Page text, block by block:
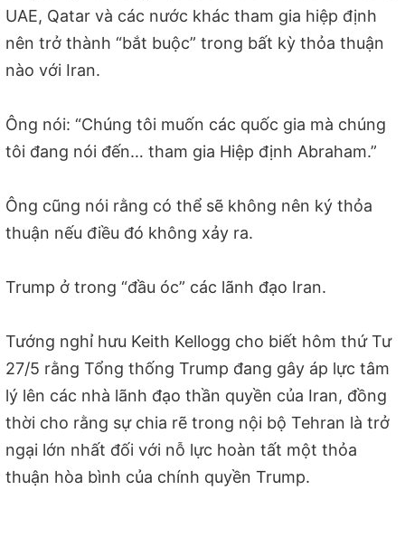
UAE, Qatar và các nước khác tham gia hiệp định
nên trở thành “bắt buộc” trong bất kỳ thỏa thuận
nào với Iran.
Ông nói: “Chúng tôi muốn các quốc gia mà chúng
tôi đang nói đến… tham gia Hiệp định Abraham.”
Ông cũng nói rằng có thể sẽ không nên ký thỏa
thuận nếu điều đó không xảy ra.
Trump ở trong “đầu óc” các lãnh đạo Iran.
Tướng nghỉ hưu Keith Kellogg cho biết hôm thứ Tư
27/5 rằng Tổng thống Trump đang gây áp lực tâm
lý lên các nhà lãnh đạo thần quyền của Iran, đồng
thời cho rằng sự chia rẽ trong nội bộ Tehran là trở
ngại lớn nhất đối với nỗ lực hoàn tất một thỏa
thuận hòa bình của chính quyền Trump.